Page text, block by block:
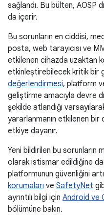
sağlandı. Bu bülten, AOSP
da içerir.
Bu sorunların en ciddisi,
posta, web tarayıcısı ve
etkilenen cihazda uzaktan
etkinleştirebilecek kritik bir
değerlendirmesi, platform
geliştirme amacıyla devre
şekilde atlandığı
yararlanmanın etkilenen
etkiye dayanır.
Yeni bildirilen bu
olarak istismar edildiğine
platformunun güvenliğini
korumaları ve SafetyNet
ayrıntılı bilgi için Android ve
bölümüne bakın.